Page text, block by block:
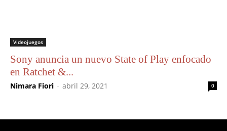
Videojuegos
Sony anuncia un nuevo State of Play enfocado
en Ratchet &...
Nimara Fiori - abril 29, 2021 0